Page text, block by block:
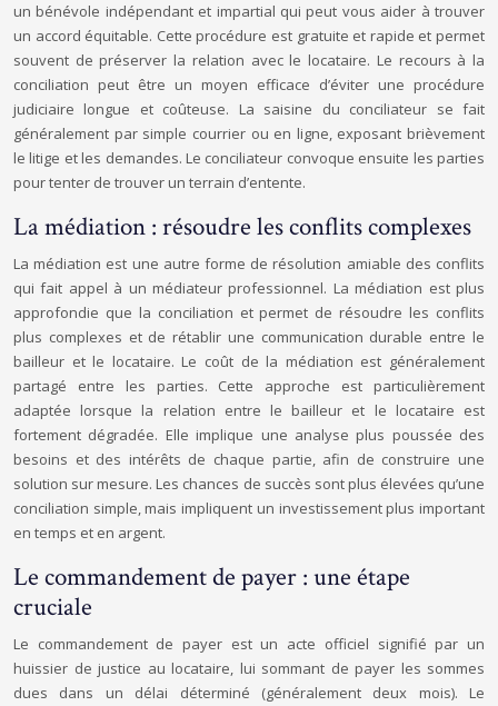
un bénévole indépendant et impartial qui peut vous aider à trouver
un accord équitable. Cette procédure est gratuite et rapide et permet
souvent de préserver la relation avec le locataire. Le recours à la
conciliation peut être un moyen efficace d’éviter une procédure
judiciaire longue et coûteuse. La saisine du conciliateur se fait
généralement par simple courrier ou en ligne, exposant brièvement
le litige et les demandes. Le conciliateur convoque ensuite les parties
pour tenter de trouver un terrain d’entente.
La médiation : résoudre les conflits complexes
La médiation est une autre forme de résolution amiable des conflits
qui fait appel à un médiateur professionnel. La médiation est plus
approfondie que la conciliation et permet de résoudre les conflits
plus complexes et de rétablir une communication durable entre le
bailleur et le locataire. Le coût de la médiation est généralement
partagé entre les parties. Cette approche est particulièrement
adaptée lorsque la relation entre le bailleur et le locataire est
fortement dégradée. Elle implique une analyse plus poussée des
besoins et des intérêts de chaque partie, afin de construire une
solution sur mesure. Les chances de succès sont plus élevées qu’une
conciliation simple, mais impliquent un investissement plus important
en temps et en argent.
Le commandement de payer : une étape
cruciale
Le commandement de payer est un acte officiel signifié par un
huissier de justice au locataire, lui sommant de payer les sommes
dues dans un délai déterminé (généralement deux mois). Le